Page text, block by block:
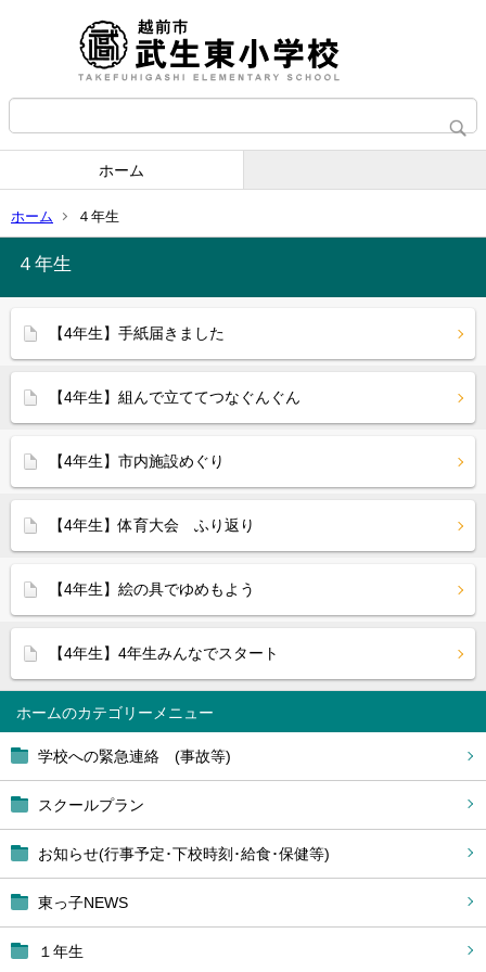
ホーム
ホーム ４年生
ホーム
学校への緊急連絡 (事故等)
スクールプラン
お知らせ(行事予定･下校時刻･給食･保健等)
東っ子NEWS
１年生
４年生
【4年生】手紙届きました
【4年生】組んで立ててつなぐんぐん
【4年生】市内施設めぐり
【4年生】体育大会 ふり返り
【4年生】絵の具でゆめもよう
【4年生】4年生みんなでスタート